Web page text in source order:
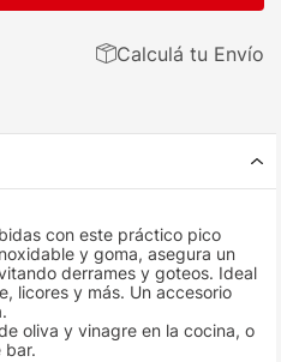
Calculá tu Envío
con este práctico pico
y goma, asegura un
derrames y goteos. Ideal
licores y más. Un accesorio
oliva y vinagre en la cocina, o
bar.